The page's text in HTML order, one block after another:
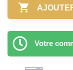

Votre